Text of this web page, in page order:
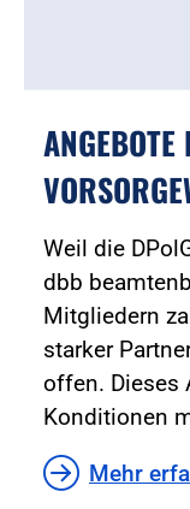
Weil die
dbb
Mitgliedern
starker
offen. Dieses
Konditionen
Mehr